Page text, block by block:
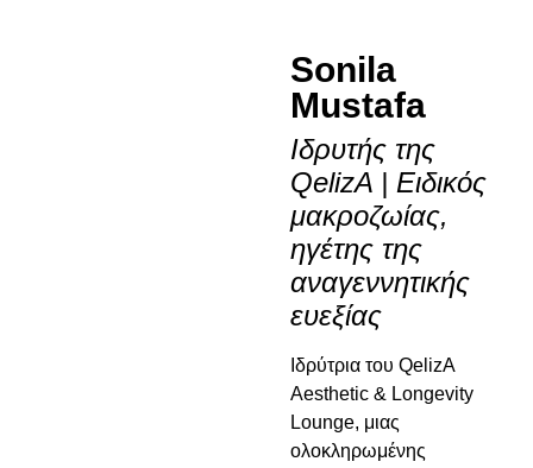
Sonila
Mustafa
Ιδρυτής της
QelizA | Ειδικός
μακροζωίας,
ηγέτης της
αναγεννητικής
ευεξίας
Ιδρύτρια του QelizA
Aesthetic & Longevity
Lounge, μιας
ολοκληρωμένης